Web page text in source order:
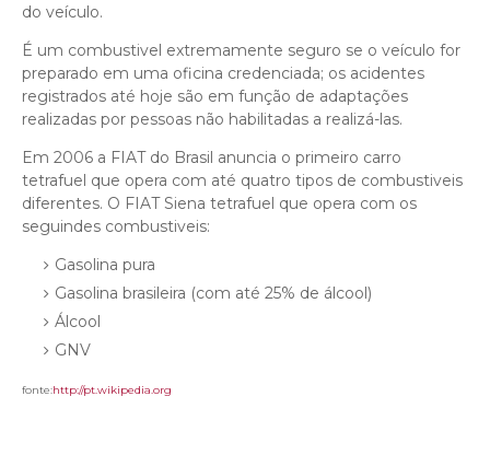
do veículo.
É um combustivel extremamente seguro se o veículo for
preparado em uma oficina credenciada; os acidentes
registrados até hoje são em função de adaptações
realizadas por pessoas não habilitadas a realizá-las.
Em 2006 a FIAT do Brasil anuncia o primeiro carro
tetrafuel que opera com até quatro tipos de combustiveis
diferentes. O FIAT Siena tetrafuel que opera com os
seguindes combustiveis:
Gasolina pura
Gasolina brasileira (com até 25% de álcool)
Álcool
GNV
fonte:http://pt.wikipedia.org